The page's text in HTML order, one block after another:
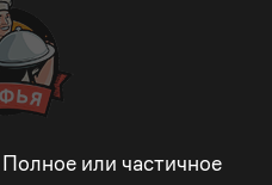
3
4
5
7
8
или частичное